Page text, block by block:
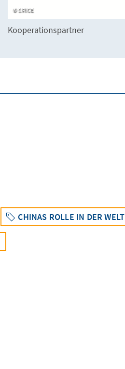
SIRICE
Kooperationspartner
CHINAS ROLLE IN DER WELT